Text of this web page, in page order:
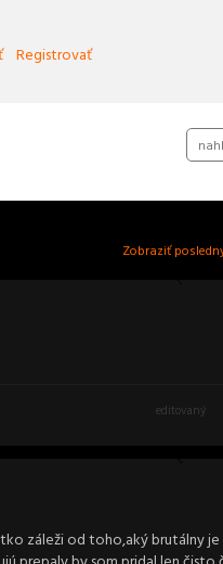
Registrovať
Zobraziť
editovaný
záleži od toho,aký brutálny